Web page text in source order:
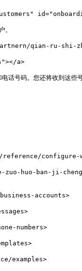
。
qian-ru-shi-
a>
号码。您还将收到这些
configure-
zuo-huo-ban-ji-
accounts>
numbers>
examples>